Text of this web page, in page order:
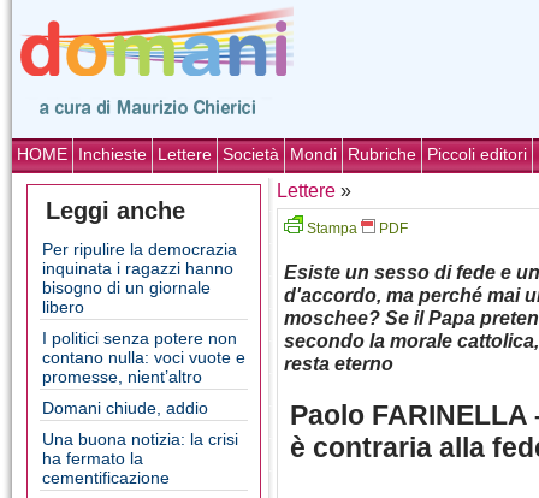
HOME Inchieste Lettere Società Mondi Rubriche Piccoli editori
Leggi anche
Per ripulire la democrazia
inquinata i ragazzi hanno
bisogno di un giornale
libero
I politici senza potere non
contano nulla: voci vuote e
promesse, nient’altro
Domani chiude, addio
Una buona notizia: la crisi
ha fermato la
cementificazione
Lettere »
Stampa PDF
Esiste un sesso di fede e
d'accordo, ma perché mai
moschee? Se il Papa
secondo la morale
resta eterno
Paolo FARINELLA
è contraria alla